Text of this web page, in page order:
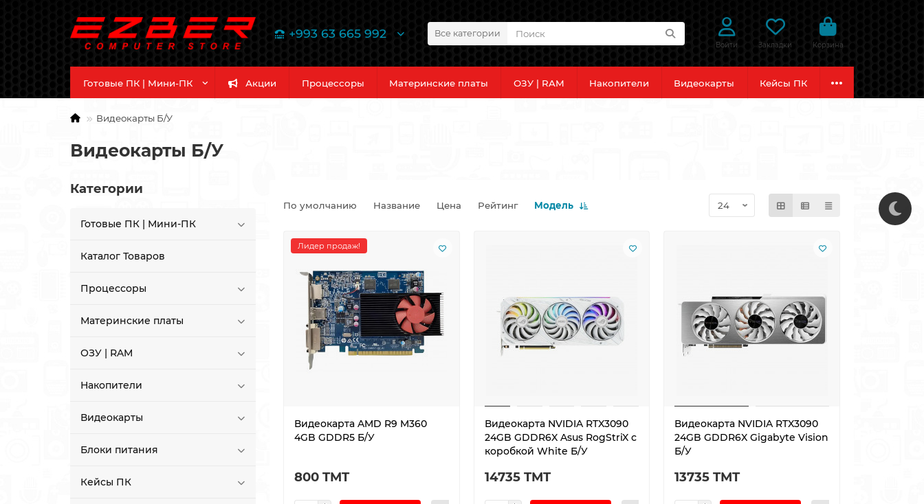
Все категории
+993 63 665 992
Войти Закладки Корзина
Готовые ПК | Мини-ПК Акции Процессоры Материнские платы ОЗУ | RAM Накопители Видеокарты Кейсы ПК
Видеокарты Б/У
Видеокарты Б/У
Категории
Готовые ПК | Мини-ПК
Каталог Товаров
Процессоры
Материнские платы
ОЗУ | RAM
Накопители
Видеокарты
Блоки питания
Кейсы ПК
По умолчанию Название Цена Рейтинг Модель
Лидер продаж!
Видеокарта AMD R9 M360
4GB GDDR5 Б/У
800 TMT
Видеокарта NVIDIA RTX3090
24GB GDDR6X Asus RogStriX с
коробкой White Б/У
14735 TMT
Видеокарта NVIDIA RTX3090
24GB GDDR6X Gigabyte Vision
Б/У
13735 TMT